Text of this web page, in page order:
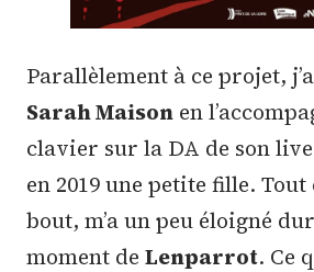
Parallèlement à ce projet,
Sarah Maison en
clavier sur la DA de son
en 2019 une petite fille.
bout, m’a un peu éloigné
moment de Lenparrot. Ce